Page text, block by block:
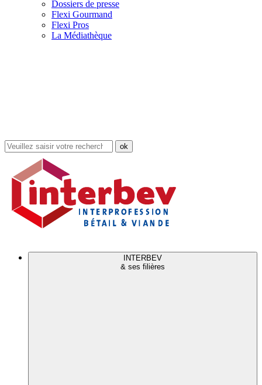
Dossiers de presse
Flexi Gourmand
Flexi Pros
La Médiathèque
Rechercher
dans
site
INTERBEV
& ses filières